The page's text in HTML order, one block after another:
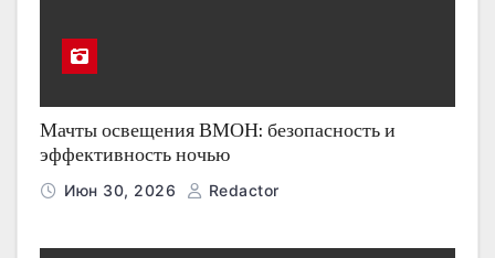
Мачты освещения ВМОН: безопасность и
эффективность ночью
Июн 30, 2026 Redactor